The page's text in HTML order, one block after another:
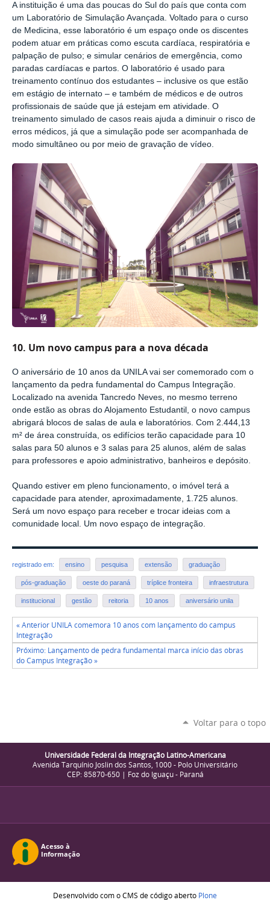
A instituição é uma das poucas do Sul do país que conta com
um Laboratório de Simulação Avançada. Voltado para o curso
de Medicina, esse laboratório é um espaço onde os discentes
podem atuar em práticas como escuta cardíaca, respiratória e
palpação de pulso; e simular cenários de emergência, como
paradas cardíacas e partos. O laboratório é usado para
treinamento contínuo dos estudantes – inclusive os que estão
em estágio de internato – e também de médicos e de outros
profissionais de saúde que já estejam em atividade. O
treinamento simulado de casos reais ajuda a diminuir o risco de
erros médicos, já que a simulação pode ser acompanhada de
modo simultâneo ou por meio de gravação de vídeo.
10. Um novo campus para a nova década
O aniversário de 10 anos da UNILA vai ser comemorado com o
lançamento da pedra fundamental do Campus Integração.
Localizado na avenida Tancredo Neves, no mesmo terreno
onde estão as obras do Alojamento Estudantil, o novo campus
abrigará blocos de salas de aula e laboratórios. Com 2.444,13
m² de área construída, os edifícios terão capacidade para 10
salas para 50 alunos e 3 salas para 25 alunos, além de salas
para professores e apoio administrativo, banheiros e depósito.
Quando estiver em pleno funcionamento, o imóvel terá a
capacidade para atender, aproximadamente, 1.725 alunos.
Será um novo espaço para receber e trocar ideias com a
comunidade local. Um novo espaço de integração.
registrado em: ensino pesquisa extensão graduação
pós-graduação oeste do paraná tríplice fronteira infraestrutura
institucional gestão reitoria 10 anos aniversário unila
« Anterior UNILA comemora 10 anos com lançamento do campus
Integração
Próximo: Lançamento de pedra fundamental marca início das obras
do Campus Integração »
Voltar para o topo
Universidade Federal da Integração Latino-Americana
Avenida Tarquínio Joslin dos Santos, 1000 - Polo Universitário
CEP: 85870-650 | Foz do Iguaçu - Paraná
Desenvolvido com o CMS de código aberto Plone